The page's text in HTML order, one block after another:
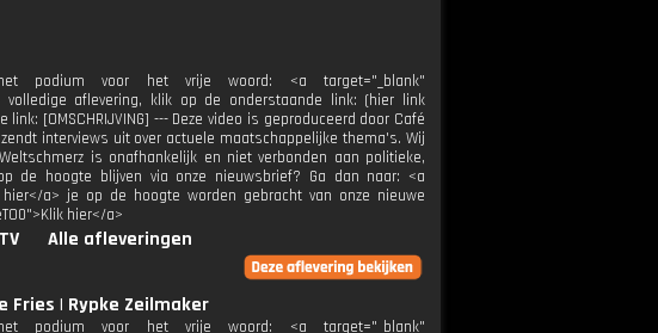
podium voor het vrije woord: <a target="_blank"
volledige aflevering, klik op de onderstaande link: (hier link
[OMSCHRIJVING] --- Deze video is geproduceerd door Café
interviews uit over actuele maatschappelijke thema's. Wij
is onafhankelijk en niet verbonden aan politieke,
de hoogte blijven via onze nieuwsbrief? Ga dan naar: <a
a> je op de hoogte worden gebracht van onze nieuwe
hier</a>
Alle afleveringen
Fries | Rypke Zeilmaker
podium voor het vrije woord: <a target="_blank"